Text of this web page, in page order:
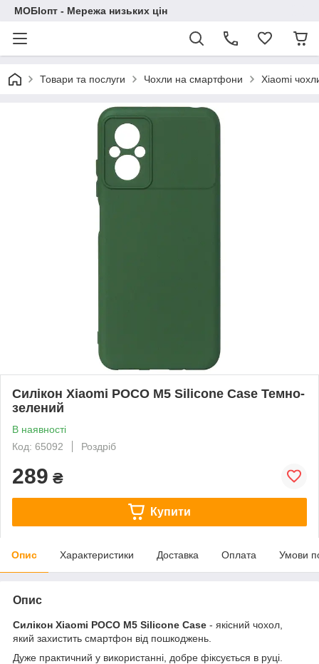
МОБІопт - Мережа низьких цін
Товари та послуги Чохли на смартфони Xiaomi
Силікон Xiaomi POCO M5 Silicone Case Темно-
зелений
В наявності
Код: 65092
Роздріб
289 ₴
Купити
Опис Характеристики Доставка Оплата Умови
Опис
Силікон Xiaomi POCO M5 Silicone Case - якісний чохол,
який захистить смартфон від пошкоджень.
Дуже практичний у використанні, добре фіксується в руці.